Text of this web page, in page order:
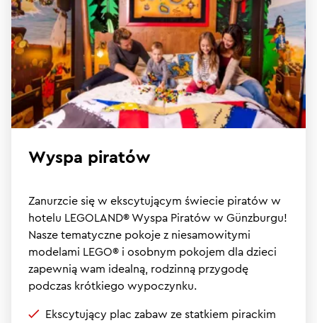
Wyspa piratów
Zanurzcie się w ekscytującym świecie piratów w
hotelu LEGOLAND® Wyspa Piratów w Günzburgu!
Nasze tematyczne pokoje z niesamowitymi
modelami LEGO® i osobnym pokojem dla dzieci
zapewnią wam idealną, rodzinną przygodę
podczas krótkiego wypoczynku.
Ekscytujący plac zabaw ze statkiem pirackim